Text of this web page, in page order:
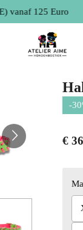
Gratis verzending
-
€